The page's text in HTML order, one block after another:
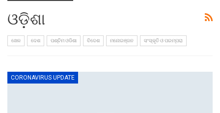
ଓଡ଼ିଶା
ଖେଳ ଦେଶ ପଶ୍ଚିମ ଓଡିଶା ବିଦେଶ ମନୋରଞ୍ଜନ ସଂସ୍କୃତି ଓ ପରମ୍ପରା
CORONAVIRUS UPDATE